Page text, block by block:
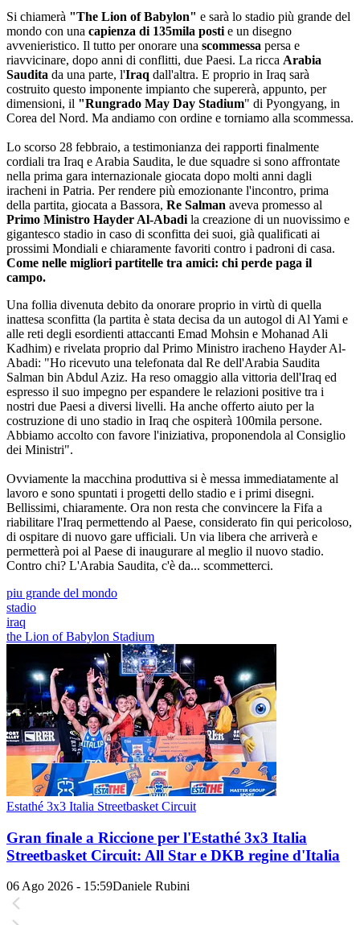
Si chiamerà "The Lion of Babylon" e sarà lo stadio più grande del
mondo con una capienza di 135mila posti e un disegno
avvenieristico. Il tutto per onorare una scommessa persa e
riavvicinare, dopo anni di conflitti, due Paesi. La ricca Arabia
Saudita da una parte, l'Iraq dall'altra. E proprio in Iraq sarà
costruito questo imponente impianto che supererà, appunto, per
dimensioni, il "Rungrado May Day Stadium" di Pyongyang, in
Corea del Nord. Ma andiamo con ordine e torniamo alla scommessa.
Lo scorso 28 febbraio, a testimonianza dei rapporti finalmente
cordiali tra Iraq e Arabia Saudita, le due squadre si sono affrontate
nella prima gara internazionale giocata dopo molti anni dagli
iracheni in Patria. Per rendere più emozionante l'incontro, prima
della partita, giocata a Bassora, Re Salman aveva promesso al
Primo Ministro Hayder Al-Abadi la creazione di un nuovissimo e
gigantesco stadio in caso di sconfitta dei suoi, già qualificati ai
prossimi Mondiali e chiaramente favoriti contro i padroni di casa.
Come nelle migliori partitelle tra amici: chi perde paga il
campo.
Una follia divenuta debito da onorare proprio in virtù di quella
inattesa sconfitta (la partita è stata decisa da un autogol di Al Yami e
alle reti degli esordienti attaccanti Emad Mohsin e Mohanad Ali
Kadhim) e rivelata proprio dal Primo Ministro iracheno Hayder Al-
Abadi: "Ho ricevuto una telefonata dal Re dell'Arabia Saudita
Salman bin Abdul Aziz. Ha reso omaggio alla vittoria dell'Iraq ed
espresso il suo impegno per espandere le relazioni positive tra i
nostri due Paesi a diversi livelli. Ha anche offerto aiuto per la
costruzione di uno stadio in Iraq che ospiterà 100mila persone.
Abbiamo accolto con favore l'iniziativa, proponendola al Consiglio
dei Ministri".
Ovviamente la macchina produttiva si è messa immediatamente al
lavoro e sono spuntati i progetti dello stadio e i primi disegni.
Bellissimi, chiaramente. Ora non resta che convincere la Fifa a
riabilitare l'Iraq permettendo al Paese, considerato fin qui pericoloso,
di ospitare di nuovo gare ufficiali. Un via libera che arriverà e
permetterà poi al Paese di inaugurare al meglio il nuovo stadio.
Contro chi? L'Arabia Saudita, c'è da... scommetterci.
piu grande del mondo
stadio
iraq
the Lion of Babylon Stadium
Estathé 3x3 Italia Streetbasket Circuit
Gran finale a Riccione per l'Estathé 3x3 Italia
Streetbasket Circuit: All Star e DKB regine d'Italia
06 Ago 2026 - 15:59Daniele Rubini